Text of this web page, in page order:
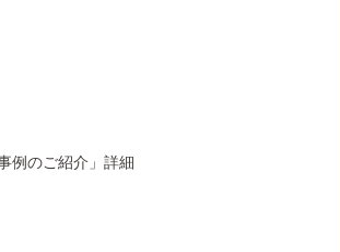
例のご紹介」詳細